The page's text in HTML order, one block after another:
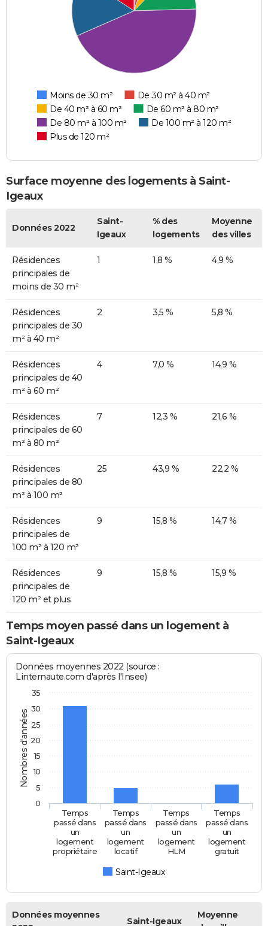
Moins de 30 m²
De 30 m² à 40 m²
De 40 m² à 60 m²
De 60 m² à 80 m²
De 80 m² à 100 m²
De 100 m² à 120 m²
Plus de 120 m²
Surface moyenne des logements à Saint-
Igeaux
Données 2022
Saint-
Igeaux
% des
logements
Moyenne
des villes
Résidences
principales de
moins de 30 m²
1 1,8 % 4,9 %
Résidences
principales de 30
m² à 40 m²
2 3,5 % 5,8 %
Résidences
principales de 40
m² à 60 m²
4 7,0 % 14,9 %
Résidences
principales de 60
m² à 80 m²
7 12,3 % 21,6 %
Résidences
principales de 80
m² à 100 m²
25 43,9 % 22,2 %
Résidences
principales de
100 m² à 120 m²
9 15,8 % 14,7 %
Résidences
principales de
120 m² et plus
9 15,8 % 15,9 %
Temps moyen passé dans un logement à
Saint-Igeaux
Nombres d'années
Données moyennes 2022 (source :
Linternaute.com d'après l'Insee)
Saint-Igeaux
Temps
passé dans
un
logement
propriétaire
Temps
passé dans
un
logement
locatif
Temps
passé dans
un
logement
HLM
Temps
passé dans
un
logement
gratuit
0
5
10
15
20
25
30
35
Données moyennes
Saint-Igeaux
Moyenne